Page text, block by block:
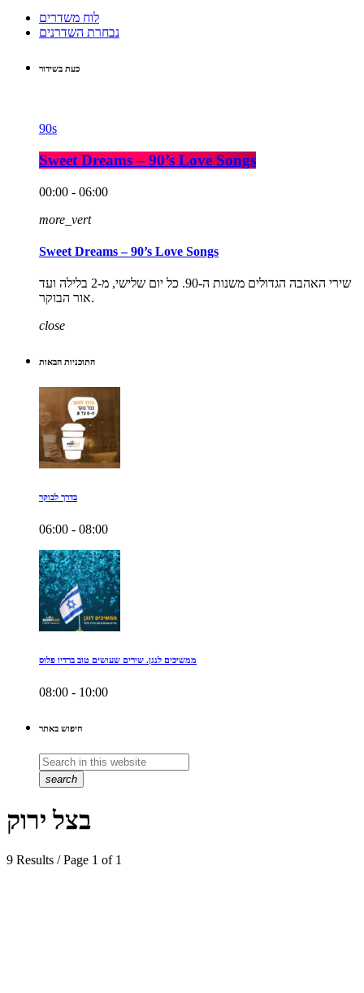
לוח משדרים
נבחרת השדרנים
כעת בשידור
90s
Sweet Dreams – 90’s Love Songs
00:00 - 06:00
more_vert
Sweet Dreams – 90’s Love Songs
שירי האהבה הגדולים משנות ה-90. כל יום שלישי, מ-2 בלילה ועד
אור הבוקר.
close
התוכניות הבאות
בדרך לבוקר
06:00 - 08:00
ממשיכים לנגן. שירים שעושים טוב ברדיו פלוס
08:00 - 10:00
חיפוש באתר
search
בצל ירוק
9 Results / Page 1 of 1